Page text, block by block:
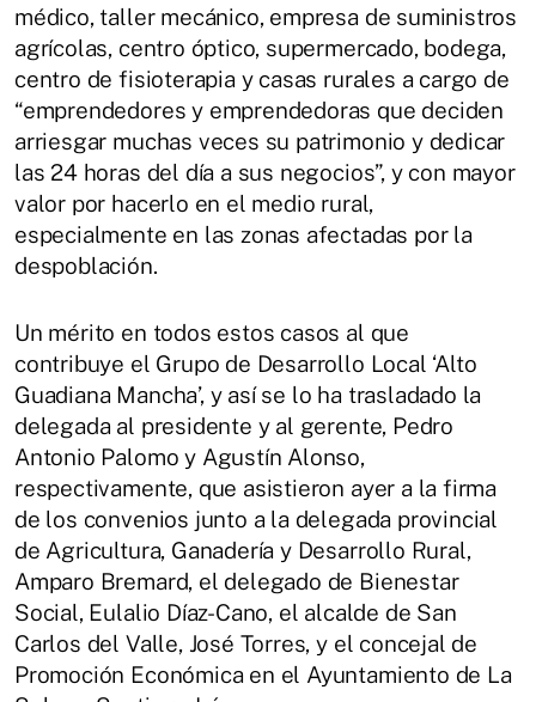
médico, taller mecánico, empresa de suministros
agrícolas, centro óptico, supermercado, bodega,
centro de fisioterapia y casas rurales a cargo de
“emprendedores y emprendedoras que deciden
arriesgar muchas veces su patrimonio y dedicar
las 24 horas del día a sus negocios”, y con mayor
valor por hacerlo en el medio rural,
especialmente en las zonas afectadas por la
despoblación.
Un mérito en todos estos casos al que
contribuye el Grupo de Desarrollo Local ‘Alto
Guadiana Mancha’, y así se lo ha trasladado la
delegada al presidente y al gerente, Pedro
Antonio Palomo y Agustín Alonso,
respectivamente, que asistieron ayer a la firma
de los convenios junto a la delegada provincial
de Agricultura, Ganadería y Desarrollo Rural,
Amparo Bremard, el delegado de Bienestar
Social, Eulalio Díaz-Cano, el alcalde de San
Carlos del Valle, José Torres, y el concejal de
Promoción Económica en el Ayuntamiento de La